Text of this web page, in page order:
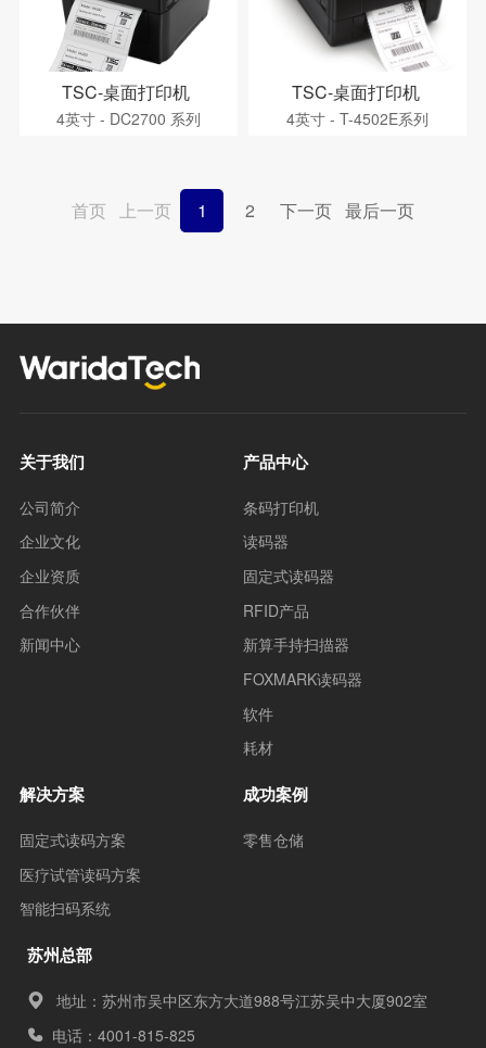
TSC-桌面打印机
4英寸 - DC2700 系列
TSC-桌面打印机
4英寸 - T-4502E系列
首页 上一页 1 2 下一页 最后一页
关于我们
公司简介
企业文化
企业资质
合作伙伴
新闻中心
产品中心
条码打印机
读码器
固定式读码器
RFID产品
新算手持扫描器
FOXMARK读码器
软件
耗材
解决方案
固定式读码方案
医疗试管读码方案
智能扫码系统
成功案例
零售仓储
苏州总部
地址：苏州市吴中区东方大道988号江苏吴中大厦902室
电话：4001-815-825